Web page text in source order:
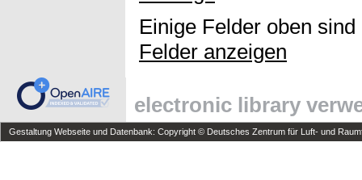
Einige Felder oben
Felder anzeigen
electronic library
Gestaltung Webseite und Datenbank: Copyright © Deutsches Zentrum für Luft- und